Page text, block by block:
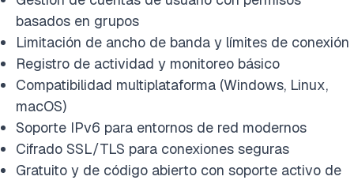
basados en grupos
Limitación de ancho de banda y límites de conexión
Registro de actividad y monitoreo básico
Compatibilidad multiplataforma (Windows, Linux,
macOS)
Soporte IPv6 para entornos de red modernos
Cifrado SSL/TLS para conexiones seguras
Gratuito y de código abierto con soporte activo de